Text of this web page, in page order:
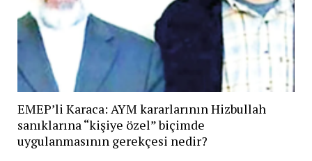
EMEP’li Karaca: AYM kararlarının Hizbullah
sanıklarına “kişiye özel” biçimde
uygulanmasının gerekçesi nedir?